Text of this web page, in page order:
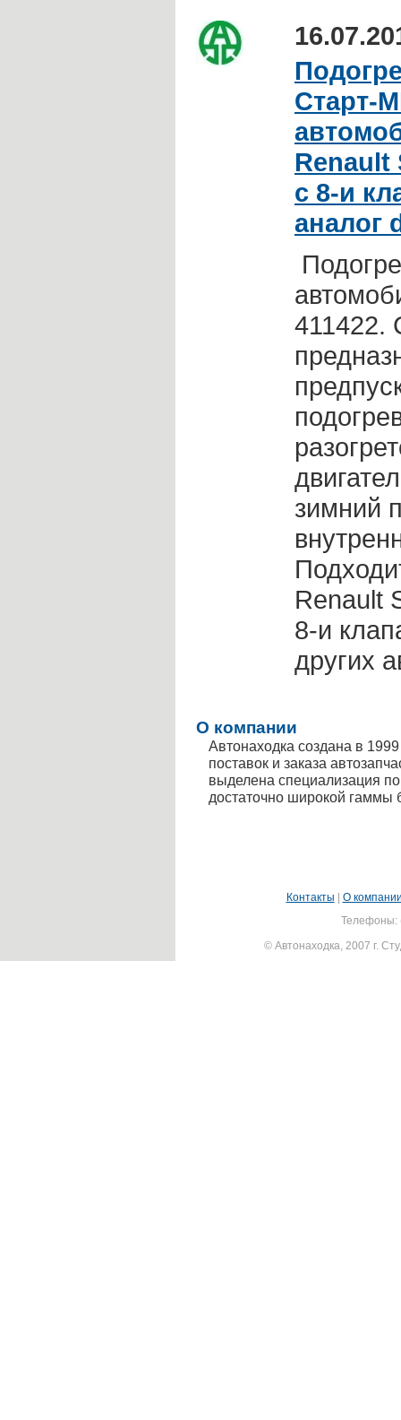
Старт-
Renault
с 8-и
аналог
411422.
зимний
Renault
8-и
других
О компании
Автонаходка создана в
поставок и заказа
выделена специализация
достаточно широкой гаммы
Контакты
О
Телефоны:
© Автонаходка, 2007 г.